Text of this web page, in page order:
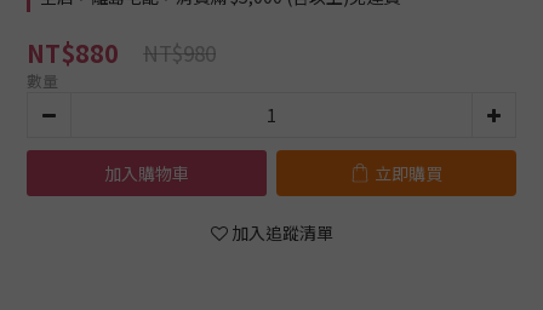
NT$880 NT$980
數量
加入購物車 立即購買
加入追蹤清單